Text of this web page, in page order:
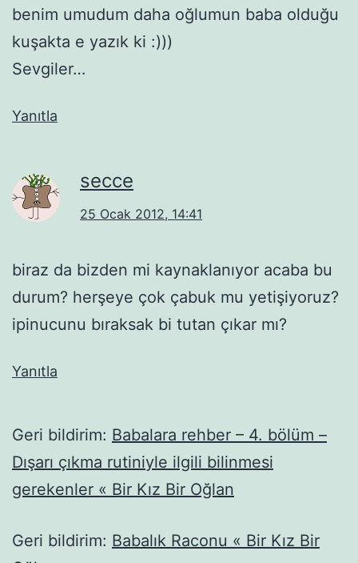
benim umudum daha oğlumun baba olduğu
kuşakta e yazık ki :)))
Sevgiler…
Yanıtla
secce
25 Ocak 2012, 14:41
biraz da bizden mi kaynaklanıyor acaba bu
durum? herşeye çok çabuk mu yetişiyoruz?
ipinucunu bıraksak bi tutan çıkar mı?
Yanıtla
Geri bildirim: Babalara rehber – 4. bölüm –
Dışarı çıkma rutiniyle ilgili bilinmesi
gerekenler « Bir Kız Bir Oğlan
Geri bildirim: Babalık Raconu « Bir Kız Bir